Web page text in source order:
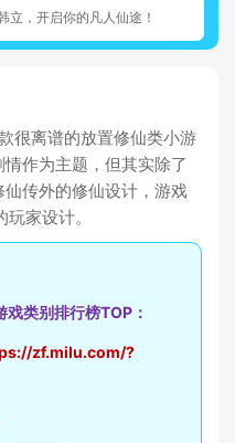
立，开启你的凡人仙途！
很离谱的放置修仙类小游
作为主题，但其实除了
传外的修仙设计，游戏
家设计。
类别排行榜TOP：
zf.milu.com/?